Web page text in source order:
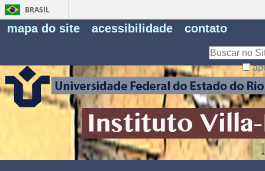
BRASIL
mapa do site acessibilidade contato